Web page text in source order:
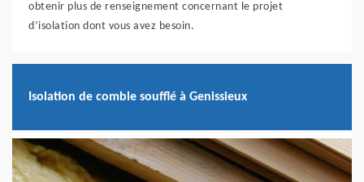
obtenir plus de renseignement concernant le projet
d’isolation dont vous avez besoin.
Isolation de comble soufflé à Genissieux